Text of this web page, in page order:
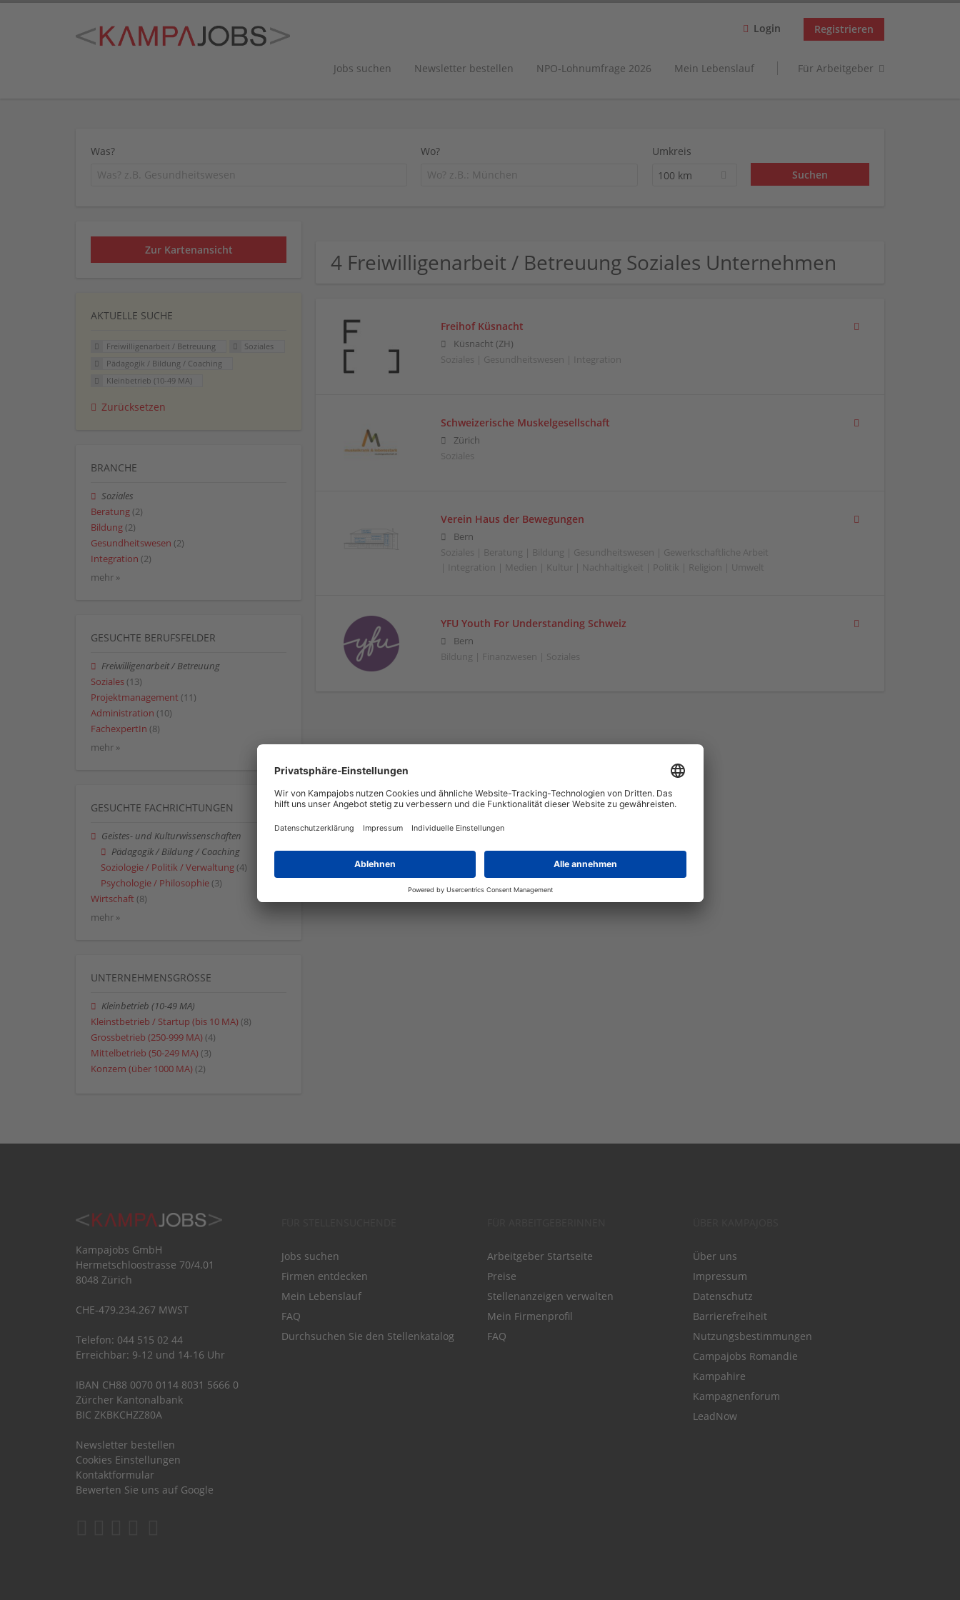
Login Registrieren
Jobs suchen Newsletter bestellen NPO-Lohnumfrage 2026 Mein Lebenslauf Für Arbeitgeber
Was? Wo?
Umkreis
100 km
4 Freiwilligenarbeit / Betreuung Soziales Unternehmen
Freihof Küsnacht
Küsnacht (ZH)
Soziales | Gesundheitswesen | Integration
Schweizerische Muskelgesellschaft
Zürich
Soziales
Verein Haus der Bewegungen
Bern
Soziales | Beratung | Bildung | Gesundheitswesen | Gewerkschaftliche Arbeit
| Integration | Medien | Kultur | Nachhaltigkeit | Politik | Religion | Umwelt
YFU Youth For Understanding Schweiz
Bern
Bildung | Finanzwesen | Soziales
Zur Kartenansicht
AKTUELLE SUCHE
Freiwilligenarbeit / Betreuung
Soziales
Pädagogik / Bildung / Coaching
Kleinbetrieb (10-49 MA)
Zurücksetzen
BRANCHE
Soziales
Beratung (2)
Bildung (2)
Gesundheitswesen (2)
Integration (2)
mehr »
GESUCHTE BERUFSFELDER
Freiwilligenarbeit / Betreuung
Soziales (13)
Projektmanagement (11)
Administration (10)
FachexpertIn (8)
mehr »
GESUCHTE FACHRICHTUNGEN
Geistes- und Kulturwissenschaften
Pädagogik / Bildung / Coaching
Soziologie / Politik / Verwaltung (4)
Psychologie / Philosophie (3)
Wirtschaft (8)
mehr »
UNTERNEHMENSGRÖSSE
Kleinbetrieb (10-49 MA)
Kleinstbetrieb / Startup (bis 10 MA) (8)
Grossbetrieb (250-999 MA) (4)
Mittelbetrieb (50-249 MA) (3)
Konzern (über 1000 MA) (2)
Kampajobs GmbH
Hermetschloostrasse 70/4.01
8048 Zürich
CHE-479.234.267 MWST
Telefon: 044 515 02 44
Erreichbar: 9-12 und 14-16 Uhr
IBAN CH88 0070 0114 8031 5666 0
Zürcher Kantonalbank
BIC ZKBKCHZZ80A
Newsletter bestellen
Cookies Einstellungen
Kontaktformular
Bewerten Sie uns auf Google
Jobs suchen
Firmen entdecken
Mein Lebenslauf
FAQ
Durchsuchen Sie den Stellenkatalog
Arbeitgeber Startseite
Preise
Stellenanzeigen verwalten
Mein Firmenprofil
FAQ
Über uns
Impressum
Datenschutz
Barrierefreiheit
Nutzungsbestimmungen
Campajobs Romandie
Kampahire
Kampagnenforum
LeadNow